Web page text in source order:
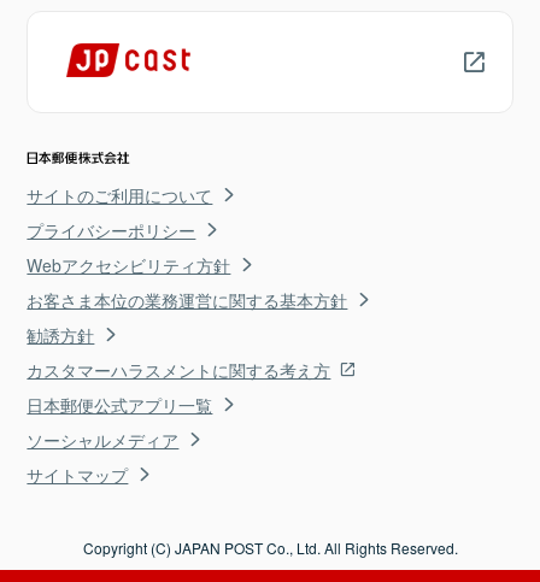
サイトのご利用について
プライバシーポリシー
Webアクセシビリティ方針
お客さま本位の業務運営に関する基本方針
勧誘方針
カスタマーハラスメントに関する考え方
日本郵便公式アプリ一覧
ソーシャルメディア
サイトマップ
Copyright (C) JAPAN POST Co., Ltd. All Rights Reserved.